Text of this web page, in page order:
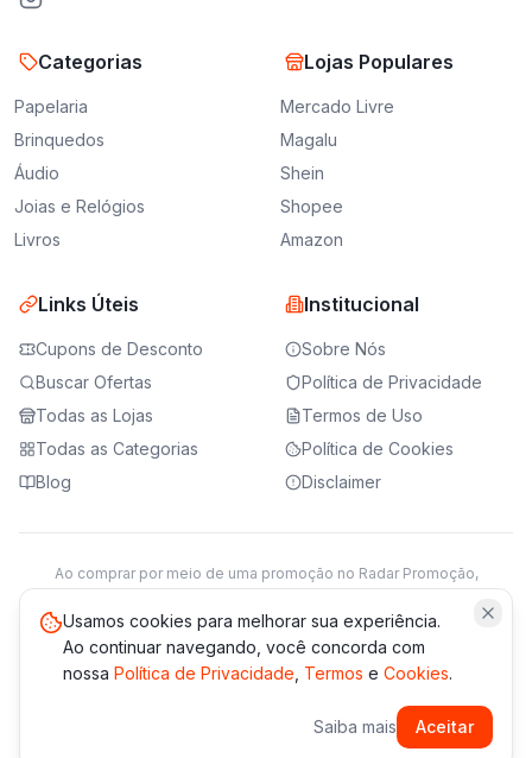
Categorias
Papelaria
Brinquedos
Áudio
Joias e Relógios
Livros
Lojas Populares
Mercado Livre
Magalu
Shein
Shopee
Amazon
Links Úteis
Cupons de Desconto
Buscar Ofertas
Todas as Lojas
Todas as Categorias
Blog
Institucional
Sobre Nós
Política de Privacidade
Termos de Uso
Política de Cookies
Disclaimer
Ao comprar por meio de uma promoção no Radar Promoção,
Saiba mais
*Os preços e disponibilidade podem variar. Verifique sempre
Usamos cookies para melhorar sua experiência.
Ao continuar navegando, você concorda com
nossa Política de Privacidade Termos e Cookies.
Saiba mais Aceitar